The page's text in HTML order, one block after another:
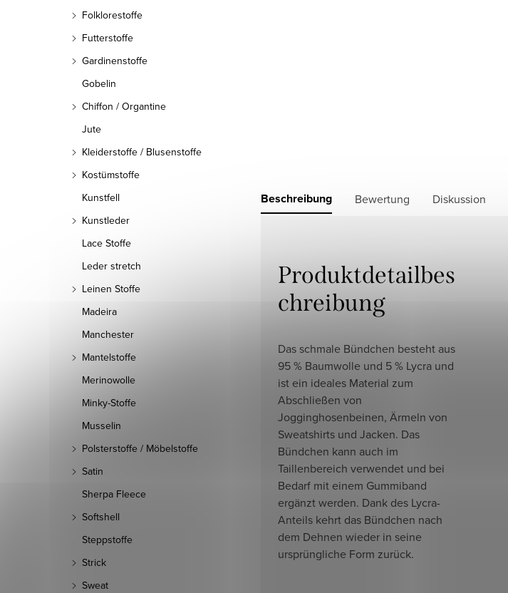
Folklorestoffe
Futterstoffe
Gardinenstoffe
Gobelin
Chiffon / Organtine
Jute
Kleiderstoffe / Blusenstoffe
Kostümstoffe
Kunstfell
Kunstleder
Lace Stoffe
Leder stretch
Leinen Stoffe
Madeira
Manchester
Mantelstoffe
Merinowolle
Minky-Stoffe
Musselin
Polsterstoffe / Möbelstoffe
Satin
Sherpa Fleece
Softshell
Steppstoffe
Strick
Sweat
Beschreibung Bewertung Diskussion
Produktdetailbes
chreibung
Das schmale Bündchen besteht aus
95 % Baumwolle und 5 % Lycra und
ist ein ideales Material zum
Abschließen von
Jogginghosenbeinen, Ärmeln von
Sweatshirts und Jacken. Das
Bündchen kann auch im
Taillenbereich verwendet und bei
Bedarf mit einem Gummiband
ergänzt werden. Dank des Lycra-
Anteils kehrt das Bündchen nach
dem Dehnen wieder in seine
ursprüngliche Form zurück.